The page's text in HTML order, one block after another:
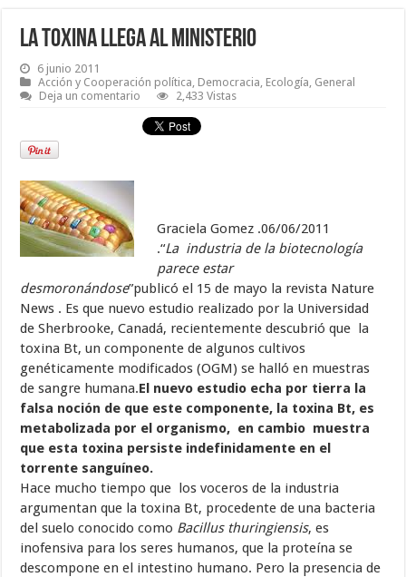
La toxina llega al ministerio
6 junio 2011
Acción y Cooperación política, Democracia, Ecología, General
Deja un comentario
2,433 Vistas
Graciela Gomez .06/06/2011
.“La industria de la biotecnología
parece estar
desmoronándose”publicó el 15 de mayo la revista Nature
News . Es que nuevo estudio realizado por la Universidad
de Sherbrooke, Canadá, recientemente descubrió que la
toxina Bt, un componente de algunos cultivos
genéticamente modificados (OGM) se halló en muestras
de sangre humana.El nuevo estudio echa por tierra la
falsa noción de que este componente, la toxina Bt, es
metabolizada por el organismo, en cambio muestra
que esta toxina persiste indefinidamente en el
torrente sanguíneo.
Hace mucho tiempo que los voceros de la industria
argumentan que la toxina Bt, procedente de una bacteria
del suelo conocido como Bacillus thuringiensis, es
inofensiva para los seres humanos, que la proteína se
descompone en el intestino humano. Pero la presencia de